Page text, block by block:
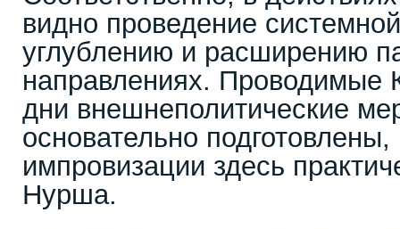
видно проведение
углублению и расширению
направлениях. Проводимые
дни внешнеполитические
основательно
импровизации здесь
Нурша.